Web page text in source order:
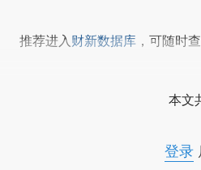
推荐进入 财新数据库 ，可随时
本文
登录